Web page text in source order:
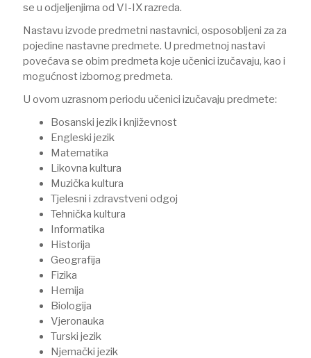
se u odjeljenjima od VI-IX razreda.
Nastavu izvode predmetni nastavnici, osposobljeni za za
pojedine nastavne predmete. U predmetnoj nastavi
povećava se obim predmeta koje učenici izučavaju, kao i
mogućnost izbornog predmeta.
U ovom uzrasnom periodu učenici izučavaju predmete:
Bosanski jezik i književnost
Engleski jezik
Matematika
Likovna kultura
Muzička kultura
Tjelesni i zdravstveni odgoj
Tehnička kultura
Informatika
Historija
Geografija
Fizika
Hemija
Biologija
Vjeronauka
Turski jezik
Njemački jezik